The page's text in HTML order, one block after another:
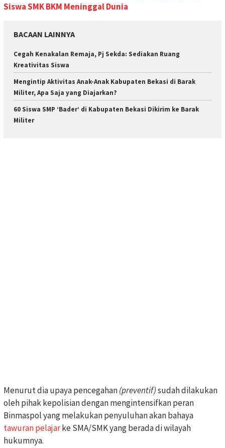
Siswa SMK BKM Meninggal Dunia
BACAAN LAINNYA
Cegah Kenakalan Remaja, Pj Sekda: Sediakan Ruang
Kreativitas Siswa
Mengintip Aktivitas Anak-Anak Kabupaten Bekasi di Barak
Militer, Apa Saja yang Diajarkan?
60 Siswa SMP ‘Bader’ di Kabupaten Bekasi Dikirim ke Barak
Militer
Menurut dia upaya pencegahan(preventif)sudah dilakukan
oleh pihak kepolisian dengan mengintensifkan peran
Binmaspol yang melakukan penyuluhan akan bahaya
tawuranpelajarke SMA/SMK yang berada di wilayah
hukumnya.